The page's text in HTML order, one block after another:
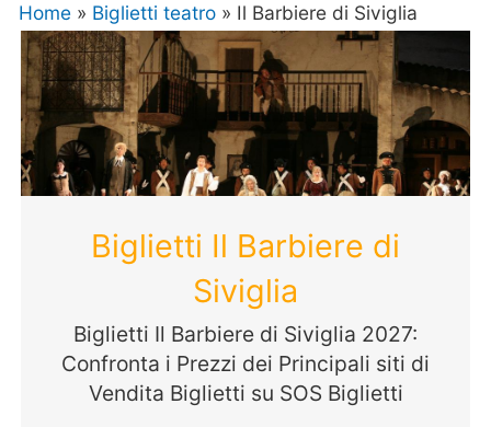
Home » Biglietti teatro » Il Barbiere di Siviglia
Biglietti Il Barbiere di
Siviglia
Biglietti Il Barbiere di Siviglia 2027:
Confronta i Prezzi dei Principali siti di
Vendita Biglietti su SOS Biglietti